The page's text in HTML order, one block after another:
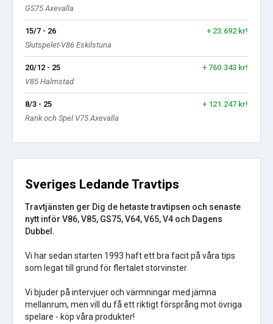
GS75 Axevalla
15/7 - 26
+ 23.692 kr!
Slutspelet-V86 Eskilstuna
20/12 - 25
+ 760.343 kr!
V85 Halmstad
8/3 - 25
+ 121.247 kr!
Rank och Spel V75 Axevalla
Sveriges Ledande Travtips
Travtjänsten ger Dig de hetaste travtipsen och senaste
nytt inför V86, V85, GS75, V64, V65, V4 och Dagens
Dubbel.
Vi har sedan starten 1993 haft ett bra facit på våra tips
som legat till grund för flertalet storvinster.
Vi bjuder på intervjuer och värmningar med jämna
mellanrum, men vill du få ett riktigt försprång mot övriga
spelare - köp våra produkter!